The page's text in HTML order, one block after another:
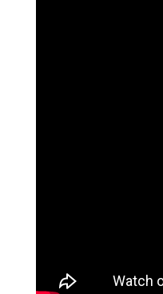
Sistema